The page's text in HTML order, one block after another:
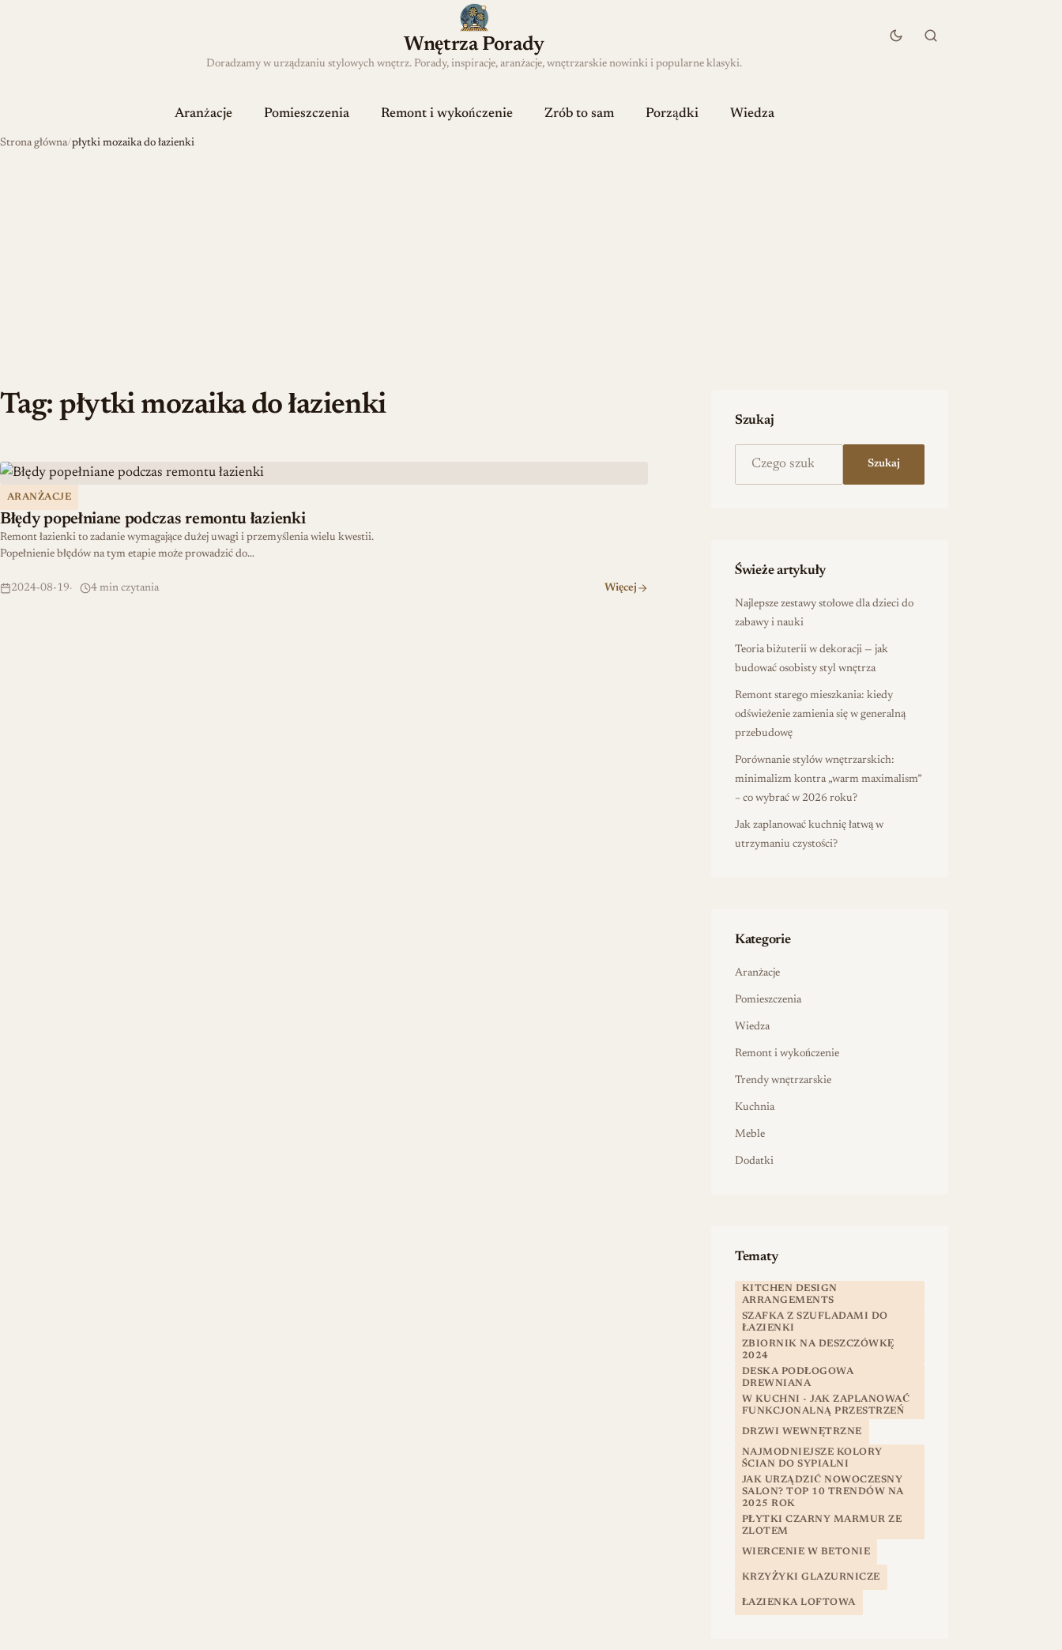
Wnętrza Porady
Doradzamy w urządzaniu stylowych wnętrz. Porady, inspiracje, aranżacje, wnętrzarskie nowinki i popularne klasyki.
Aranżacje Pomieszczenia Remont i wykończenie Zrób to sam Porządki Wiedza
Strona główna płytki mozaika do łazienki
Tag:płytki mozaika do łazienki
ARANŻACJE
Błędy popełniane podczas remontu łazienki
Remont łazienki to zadanie wymagające dużej uwagi i przemyślenia wielu kwestii.
Popełnienie błędów na tym etapie może prowadzić do…
2024-08-19 4 min czytania Więcej
Błędy popełniane podczas remontu łazienki
Szukaj
Szukaj
Świeże artykuły
Najlepsze zestawy stołowe dla dzieci do
zabawy i nauki
Teoria biżuterii w dekoracji — jak
budować osobisty styl wnętrza
Remont starego mieszkania: kiedy
odświeżenie zamienia się w generalną
przebudowę
Porównanie stylów wnętrzarskich:
minimalizm kontra „warm maximalism”
– co wybrać w 2026 roku?
Jak zaplanować kuchnię łatwą w
utrzymaniu czystości?
Kategorie
Aranżacje
Pomieszczenia
Wiedza
Remont i wykończenie
Trendy wnętrzarskie
Kuchnia
Meble
Dodatki
Tematy
KITCHEN DESIGN
ARRANGEMENTS
SZAFKA Z SZUFLADAMI DO
ŁAZIENKI
ZBIORNIK NA DESZCZÓWKĘ
2024
DESKA PODŁOGOWA
DREWNIANA
W KUCHNI - JAK ZAPLANOWAĆ
FUNKCJONALNĄ PRZESTRZEŃ
DRZWI WEWNĘTRZNE
NAJMODNIEJSZE KOLORY
ŚCIAN DO SYPIALNI
JAK URZĄDZIĆ NOWOCZESNY
SALON? TOP 10 TRENDÓW NA
2025 ROK
PŁYTKI CZARNY MARMUR ZE
ZLOTEM
WIERCENIE W BETONIE
KRZYŻYKI GLAZURNICZE
ŁAZIENKA LOFTOWA